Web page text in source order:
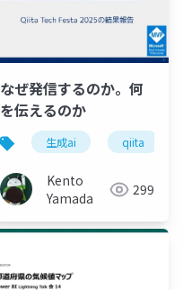
なぜ発信するのか。何
を伝えるのか
生成ai qiita
Kento
Yamada
299